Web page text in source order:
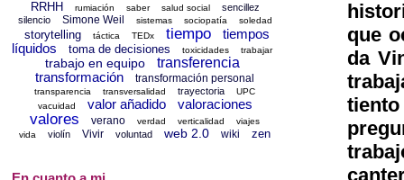
que
da
RRHH
rumiación saber salud social
sencillez
silencio
Simone Weil sistemas sociopatía soledad
storytelling táctica TEDx tiempo
tiempos
líquidos
toma de decisiones toxicidades trabajar
trabajo en equipo
transferencia
transformación
transformación personal
transparencia transversalidad trayectoria
UPC
vacuidad
valor añadido valoraciones
valores verano verdad verticalidad
viajes
vida
violín Vivir voluntad web 2.0 wiki zen